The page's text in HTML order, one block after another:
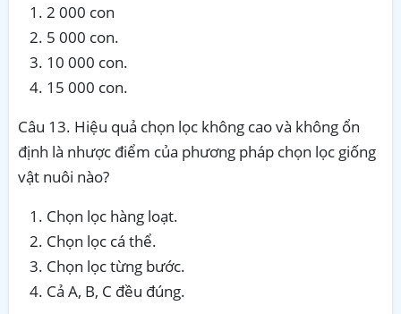
2 000 con
5 000 con.
10 000 con.
15 000 con.
Câu 13. Hiệu quả chọn lọc không cao và không ổn
định là nhược điểm của phương pháp chọn lọc giống
vật nuôi nào?
Chọn lọc hàng loạt.
Chọn lọc cá thể.
Chọn lọc từng bước.
Cả A, B, C đều đúng.